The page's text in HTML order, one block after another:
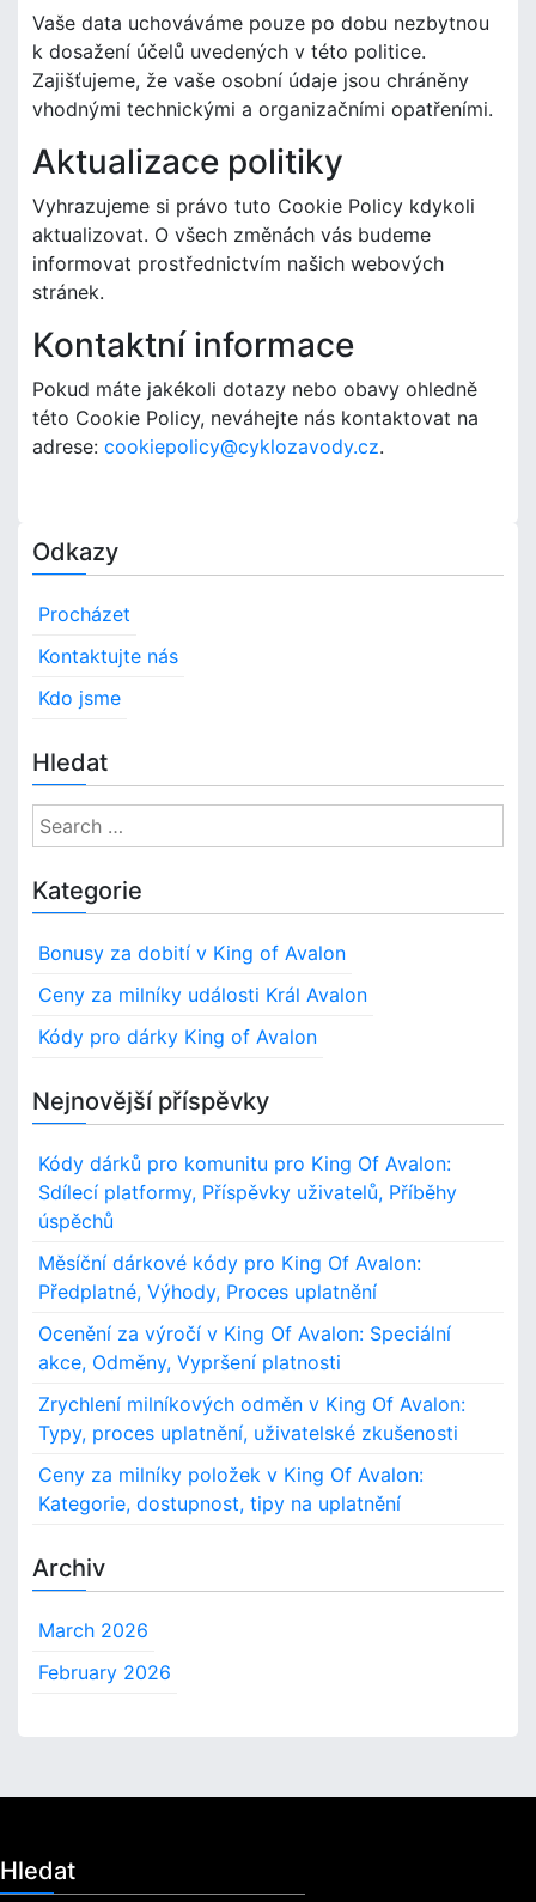
Vaše data uchováváme pouze po dobu nezbytnou
k dosažení účelů uvedených v této politice.
Zajišťujeme, že vaše osobní údaje jsou chráněny
vhodnými technickými a organizačními opatřeními.
Aktualizace politiky
Vyhrazujeme si právo tuto Cookie Policy kdykoli
aktualizovat. O všech změnách vás budeme
informovat prostřednictvím našich webových
stránek.
Kontaktní informace
Pokud máte jakékoli dotazy nebo obavy ohledně
této Cookie Policy, neváhejte nás kontaktovat na
adrese: cookiepolicy@cyklozavody.cz.
Odkazy
Procházet
Kontaktujte nás
Kdo jsme
Hledat
S
e
a
r
h
Kategorie
Bonusy za dobití v King of Avalon
Ceny za milníky události Král Avalon
Kódy pro dárky King of Avalon
Nejnovější příspěvky
Kódy dárků pro komunitu pro King Of Avalon:
Sdílecí platformy, Příspěvky uživatelů, Příběhy
úspěchů
Měsíční dárkové kódy pro King Of Avalon:
Předplatné, Výhody, Proces uplatnění
Ocenění za výročí v King Of Avalon: Speciální
akce, Odměny, Vypršení platnosti
Zrychlení milníkových odměn v King Of Avalon:
Typy, proces uplatnění, uživatelské zkušenosti
Ceny za milníky položek v King Of Avalon:
Kategorie, dostupnost, tipy na uplatnění
Archiv
March 2026
February 2026
Hledat